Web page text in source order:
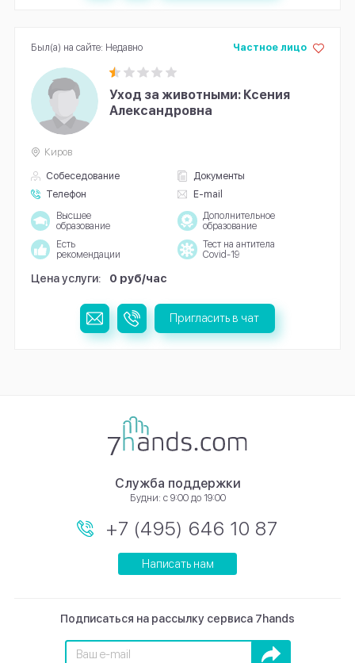
Уход за животными: Ксения
Александровна
Собеседование
Документы
Телефон
E-mail
Частное лицо
Киров
Высшее
образование
Дополнительное
образование
Есть
рекомендации
Тест на антитела
Covid-19
Цена услуги: 0 руб/час
Был(а) на сайте: Недавно
Пригласить в чат
Подписаться на рассылку сервиса 7hands
Подписаться
Служба поддержки
Будни: с 9:00 до 19:00
+7 (495) 646 10 87
Написать нам